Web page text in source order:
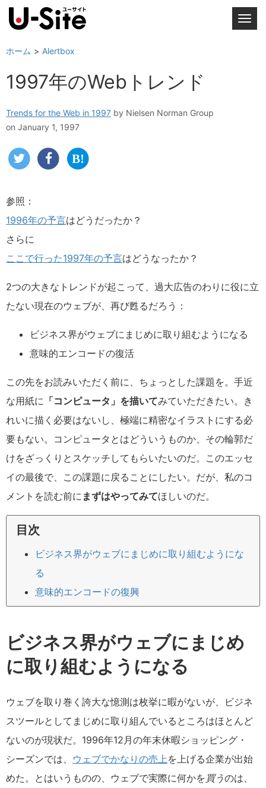
T
ホーム Alertbox
1997年のWebトレンド
Trends for the Web in 1997 by Nielsen Norman Group
on January 1, 1997
参照：
1996年の予言はどうだったか？
さらに
ここで行った1997年の予言はどうなったか？
2つの大きなトレンドが起こって、過大広告のわりに役に立
たない現在のウェブが、再び甦るだろう：
ビジネス界がウェブにまじめに取り組むようになる
意味的エンコードの復活
この先をお読みいただく前に、ちょっとした課題を。手近
な用紙に 「コンピュータ」を描いてみていただきたい。き
れいに描く必要はないし、極端に精密なイラストにする必
要もない。コンピュータとはどういうものか、その輪郭だ
けをざっくりとスケッチしてもらいたいのだ。このエッセ
イの最後で、この課題に戻ることにしたい。だが、私のコ
メントを読む前に まずはやってみてほしいのだ。
目次
ビジネス界がウェブにまじめに取り組むようにな
る
意味的エンコードの復興
ビジネス界がウェブにまじめ
に取り組むようになる
ウェブを取り巻く誇大な憶測は枚挙に暇がないが、ビジネ
スツールとしてまじめに取り組んでいるところはほとんど
ないのが現状だ。1996年12月の年末休暇ショッピング・
シーズンでは、 ウェブでかなりの売上を上げる企業が出始
めた。とはいうものの、ウェブで実際に何かを 買うのは、